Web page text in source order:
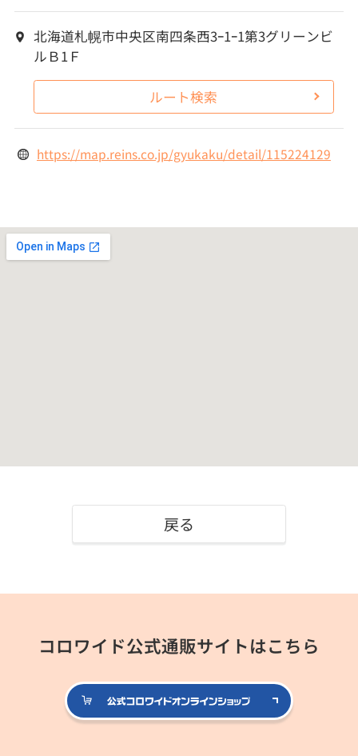
北海道札幌市中央区南四条西3ｰ1ｰ1第3グリーンビ
ルＢ1Ｆ
ルート検索
https://map.reins.co.jp/gyukaku/detail/115224129
戻る
コロワイド公式通販サイトはこちら
公式コロ